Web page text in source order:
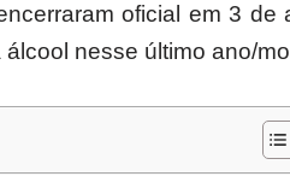
oficial em 3
nesse último ano/